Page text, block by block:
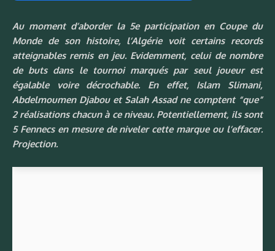
Au moment d’aborder la 5e participation en Coupe du
Monde de son histoire, l’Algérie voit certains records
atteignables remis en jeu. Evidemment, celui de nombre
de buts dans le tournoi marqués par seul joueur est
égalable voire décrochable. En effet, Islam Slimani,
Abdelmoumen Djabou et Salah Assad ne comptent “que”
2 réalisations chacun à ce niveau. Potentiellement, ils sont
5 Fennecs en mesure de niveler cette marque ou l’effacer.
Projection.